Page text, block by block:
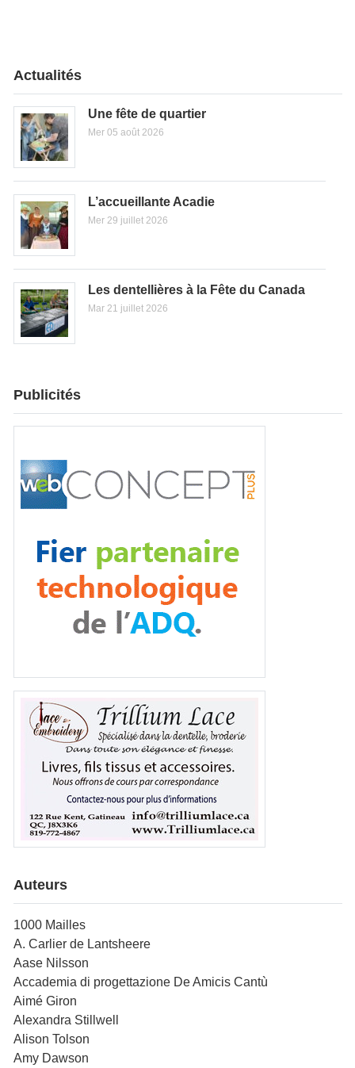
Actualités
Une fête de quartier
Mer 05 août 2026
L’accueillante Acadie
Mer 29 juillet 2026
Les dentellières à la Fête du Canada
Mar 21 juillet 2026
Publicités
Auteurs
1000 Mailles
A. Carlier de Lantsheere
Aase Nilsson
Accademia di progettazione De Amicis Cantù
Aimé Giron
Alexandra Stillwell
Alison Tolson
Amy Dawson